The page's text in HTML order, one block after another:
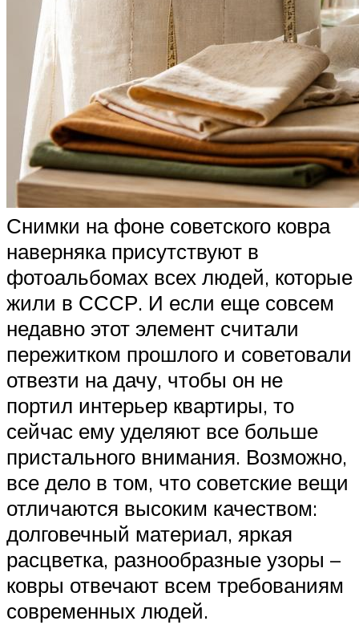
Снимки на фоне советского ковра
наверняка присутствуют в
фотоальбомах всех людей, которые
жили в СССР. И если еще совсем
недавно этот элемент считали
пережитком прошлого и советовали
отвезти на дачу, чтобы он не
портил интерьер квартиры, то
сейчас ему уделяют все больше
пристального внимания. Возможно,
все дело в том, что советские вещи
отличаются высоким качеством:
долговечный материал, яркая
расцветка, разнообразные узоры –
ковры отвечают всем требованиям
современных людей.